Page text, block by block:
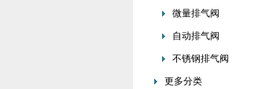
微量排气阀
自动排气阀
不锈钢排气阀
更多分类